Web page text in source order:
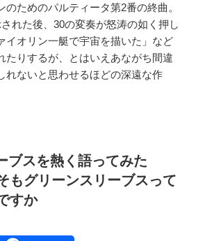
のためのパルティータ第2番の終曲。
れた後、30の変奏が怒涛の如く押し
イオリン一艇で宇宙を描いた」など
たりするが、とはいえあながち間違
れないと思わせるほどの深遠な作
ブスを熱く語ってみた
もグリーンスリーブスって
すか